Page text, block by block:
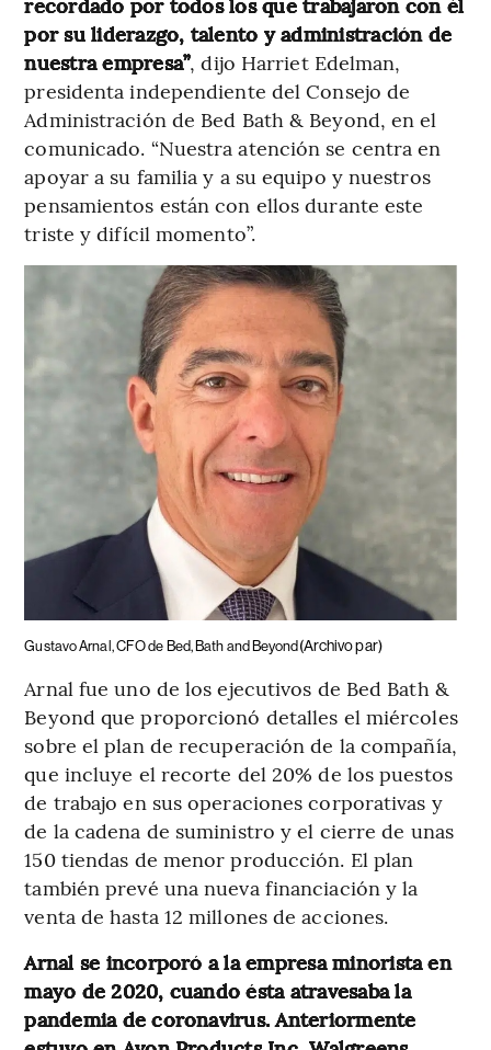
por su liderazgo, talento y administración de
nuestra empresa”, dijo Harriet Edelman,
presidenta independiente del Consejo de
Administración de Bed Bath & Beyond, en el
comunicado. “Nuestra atención se centra en
apoyar a su familia y a su equipo y nuestros
pensamientos están con ellos durante este
triste y difícil momento”.
Gustavo Arnal, CFO de Bed, Bath and Beyond(Archivo par)
Arnal fue uno de los ejecutivos de Bed Bath &
Beyond que proporcionó detalles el miércoles
sobre el plan de recuperación de la compañía,
que incluye el recorte del 20% de los puestos
de trabajo en sus operaciones corporativas y
de la cadena de suministro y el cierre de unas
150 tiendas de menor producción. El plan
también prevé una nueva financiación y la
venta de hasta 12 millones de acciones.
Arnal se incorporó a la empresa minorista en
mayo de 2020, cuando ésta atravesaba la
pandemia de coronavirus. Anteriormente